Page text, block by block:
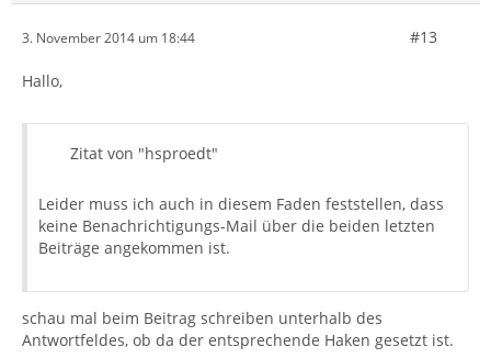
3. November 2014 um 18:44 #13
Hallo,
Zitat von "hsproedt"
Leider muss ich auch in diesem Faden feststellen, dass
keine Benachrichtigungs-Mail über die beiden letzten
Beiträge angekommen ist.
schau mal beim Beitrag schreiben unterhalb des
Antwortfeldes, ob da der entsprechende Haken gesetzt ist.